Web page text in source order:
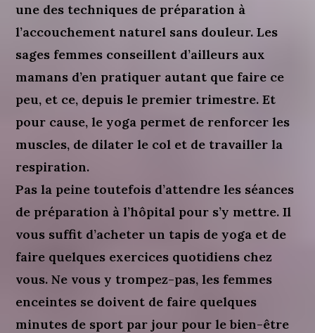
une des techniques de préparation à
l’accouchement naturel sans douleur. Les
sages femmes conseillent d’ailleurs aux
mamans d’en pratiquer autant que faire ce
peu, et ce, depuis le premier trimestre. Et
pour cause, le yoga permet de renforcer les
muscles, de dilater le col et de travailler la
respiration.
Pas la peine toutefois d’attendre les séances
de préparation à l’hôpital pour s’y mettre. Il
vous suffit d’acheter un tapis de yoga et de
faire quelques exercices quotidiens chez
vous. Ne vous y trompez-pas, les femmes
enceintes se doivent de faire quelques
minutes de sport par jour pour le bien-être